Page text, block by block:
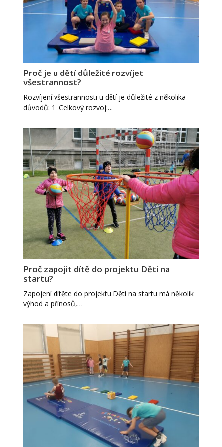
Proč je u dětí důležité rozvíjet
všestrannost?
Rozvíjení všestrannosti u dětí je důležité z několika
důvodů: 1. Celkový rozvoj:…
Proč zapojit dítě do projektu Děti na
startu?
Zapojení dítěte do projektu Děti na startu má několik
výhod a přínosů,…